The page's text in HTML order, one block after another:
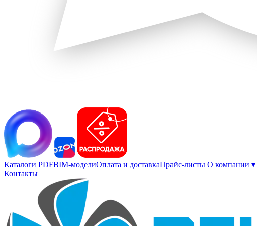
Каталоги PDFBIM-моделиОплата и доставкаПрайс-листы О компании ▾
Контакты